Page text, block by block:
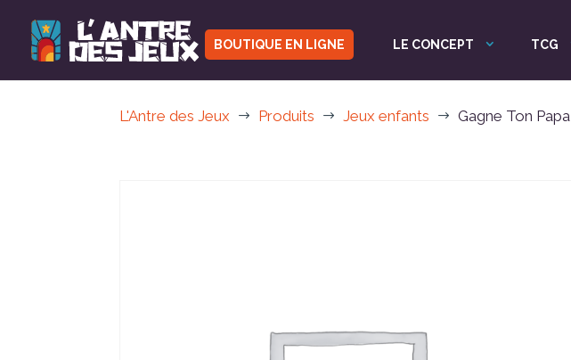
BOUTIQUE EN LIGNE LE CONCEPT TCG
L'Antre des Jeux $ Produits $ Jeux enfants $ Gagne Ton Papa